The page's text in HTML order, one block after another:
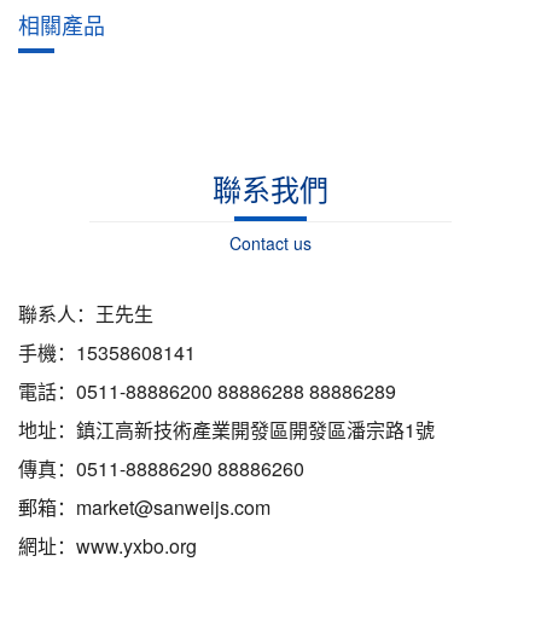
相關產品
聯系我們
Contact us
聯系人：王先生
手機：15358608141
電話：0511-88886200 88886288 88886289
地址：鎮江高新技術產業開發區開發區潘宗路1號
傳真：0511-88886290 88886260
郵箱：market@sanweijs.com
網址：www.yxbo.org